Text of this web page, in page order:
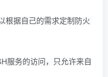
根据自己的需求定制防火
服务的访问，只允许来自